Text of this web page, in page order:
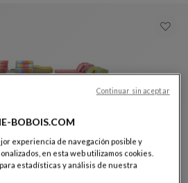
- Wonderland Outdoor
BOBOIS.COM
experiencia de navegación posible y
en esta web utilizamos cookies.
estadísticas y análisis de nuestra
Continuar sin aceptar